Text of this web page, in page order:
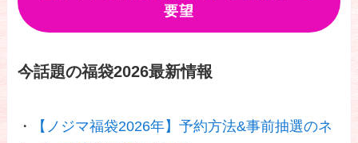
要望
今話題の福袋2026最新情報
・
【ノジマ福袋2026年】予約方法&事前抽選のネ